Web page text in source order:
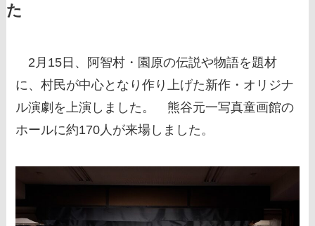
た
2月15日、阿智村・園原の伝説や物語を題材
に、村民が中心となり作り上げた新作・オリジナ
ル演劇を上演しました。 熊谷元一写真童画館の
ホールに約170人が来場しました。